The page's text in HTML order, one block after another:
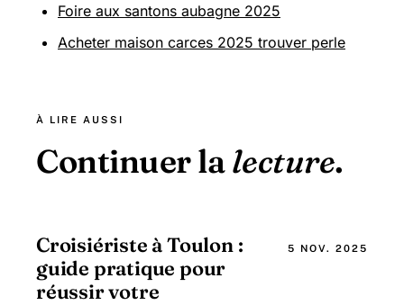
Foire aux santons aubagne 2025
Acheter maison carces 2025 trouver perle
À LIRE AUSSI
Continuer lalecture.
Croisiériste à Toulon :
guide pratique pour
réussir votre
5 NOV. 2025